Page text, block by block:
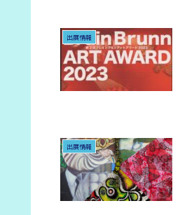
出展情報
出展情報